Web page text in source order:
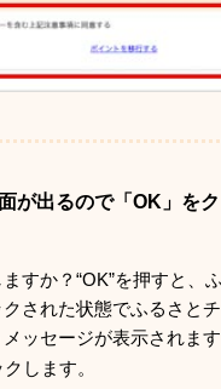
が出るので「OK」を
ますか？“OK”を押すと、
された状態でふるさと
ッセージが表示されます
します。